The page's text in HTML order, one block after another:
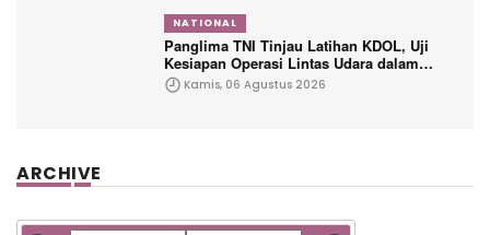
NATIONAL
Panglima TNI Tinjau Latihan KDOL, Uji
Kesiapan Operasi Lintas Udara dalam
Latihan Terintegrasi TNI 2026
Kamis, 06 Agustus 2026
ARCHIVE